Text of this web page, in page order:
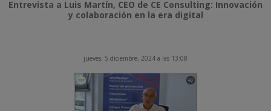
Entrevista a Luis Martín, CEO de CE Consulting: Innovación
y colaboración en la era digital
jueves, 5 diciembre, 2024 a las 13:08